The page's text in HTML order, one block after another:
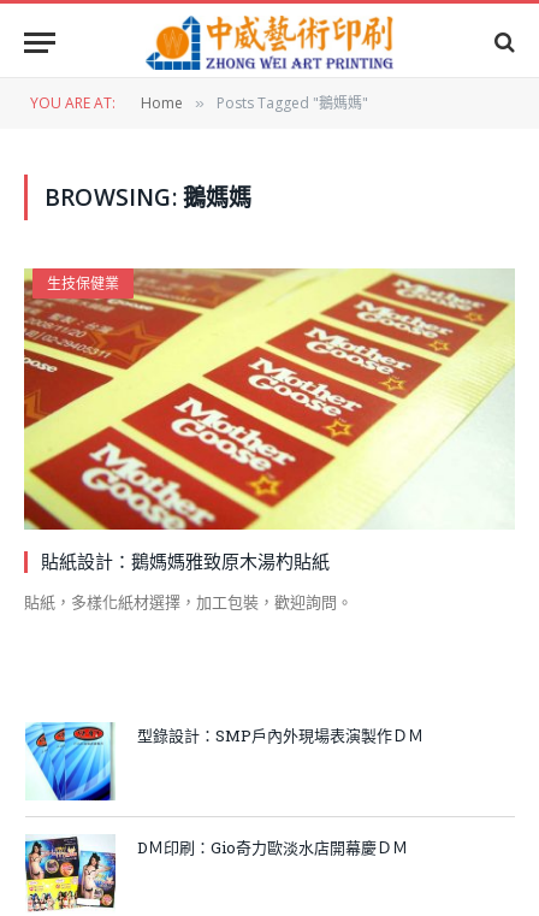
YOU ARE AT: Home » Posts Tagged "鵝媽媽"
BROWSING:鵝媽媽
生技保健業
貼紙設計：鵝媽媽雅致原木湯杓貼紙
貼紙，多樣化紙材選擇，加工包裝，歡迎詢問。
型錄設計：SMP戶內外現場表演製作ＤＭ
DＭ印刷：Gio奇力歐淡水店開幕慶ＤＭ